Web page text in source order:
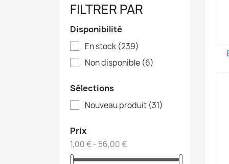
FILTRER PAR
Disponibilité
En stock (239)
Non disponible (6)
Sélections
Nouveau produit (31)
Prix
1,00 € - 56,00 €